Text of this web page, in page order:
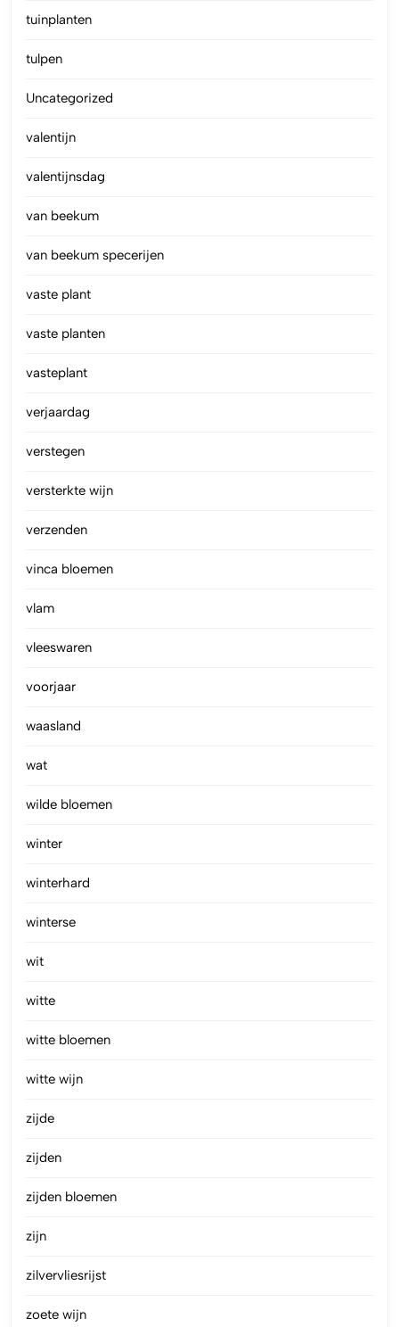
tuinplanten
tulpen
Uncategorized
valentijn
valentijnsdag
van beekum
van beekum specerijen
vaste plant
vaste planten
vasteplant
verjaardag
verstegen
versterkte wijn
verzenden
vinca bloemen
vlam
vleeswaren
voorjaar
waasland
wat
wilde bloemen
winter
winterhard
winterse
wit
witte
witte bloemen
witte wijn
zijde
zijden
zijden bloemen
zijn
zilvervliesrijst
zoete wijn